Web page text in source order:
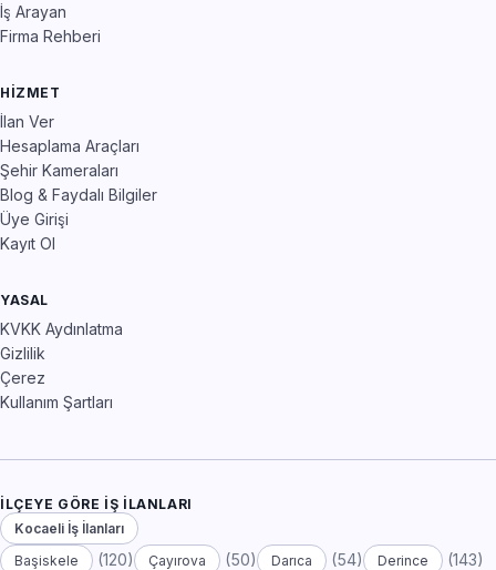
İş Arayan
Firma Rehberi
HIZMET
İlan Ver
Hesaplama Araçları
Şehir Kameraları
Blog & Faydalı Bilgiler
Üye Girişi
Kayıt Ol
YASAL
KVKK Aydınlatma
Gizlilik
Çerez
Kullanım Şartları
İLÇEYE GÖRE İŞ İLANLARI
Kocaeli İş İlanları
Başiskele
(120) Çayırova (50) Darıca (54) Derince (143)